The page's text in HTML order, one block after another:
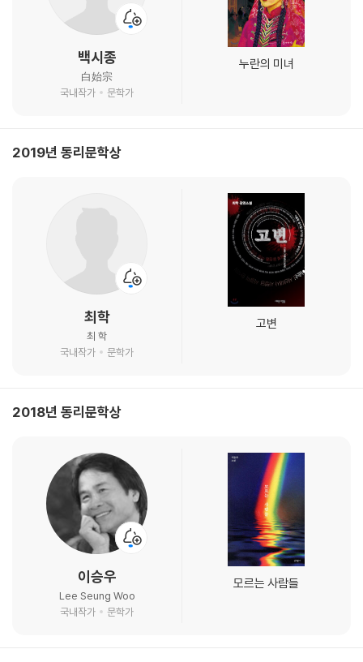
백시종
白始宗
국내작가
문학가
누란의 미녀
2019년 동리문학상
최학
최 학
국내작가
문학가
고변
2018년 동리문학상
이승우
Lee Seung Woo
국내작가
문학가
모르는 사람들